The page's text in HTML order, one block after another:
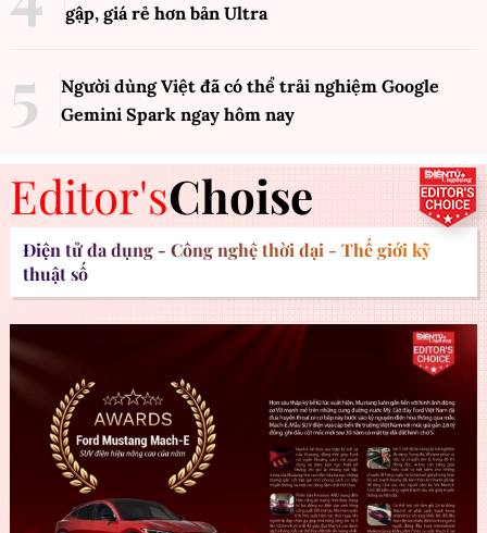
gập, giá rẻ hơn bản Ultra
Người dùng Việt đã có thể trải nghiệm Google
Gemini Spark ngay hôm nay
Editor'sChoise
Điện tử đa dụng - Công nghệ thời đại - Thế giới kỹ
thuật số